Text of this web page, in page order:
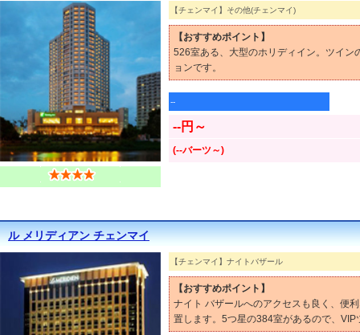
【チェンマイ】その他(チェンマイ)
【おすすめポイント】
526室ある、大型のホリディイン。ツイン
ョンです。
--
--円～
(--バーツ～)
ル メリディアン チェンマイ
【チェンマイ】ナイトバザール
【おすすめポイント】
ナイト バザールへのアクセスも良く、便
置します。5つ星の384室があるので、